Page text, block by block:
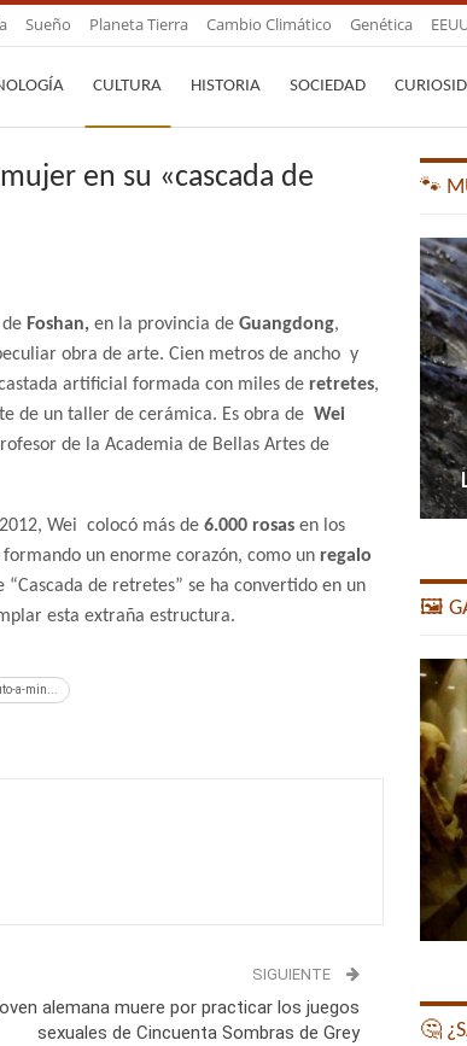
Sueño Planeta Tierra Cambio Climático Genética
CULTURA HISTORIA SOCIEDAD
en su «cascada de
Foshan, en la provincia de Guangdong,
obra de arte. Cien metros de ancho y
artificial formada con miles de retretes,
de un taller de cerámica. Es obra de Wei
de la Academia de Bellas Artes de
Wei colocó más de 6.000 rosas en los
un enorme corazón, como un regalo
de retretes” se ha convertido en un
esta extraña estructura.
a-min...
SIGUIENTE
alemana muere por practicar los juegos
sexuales de Cincuenta Sombras de Grey
🐾
🖼️
🤔